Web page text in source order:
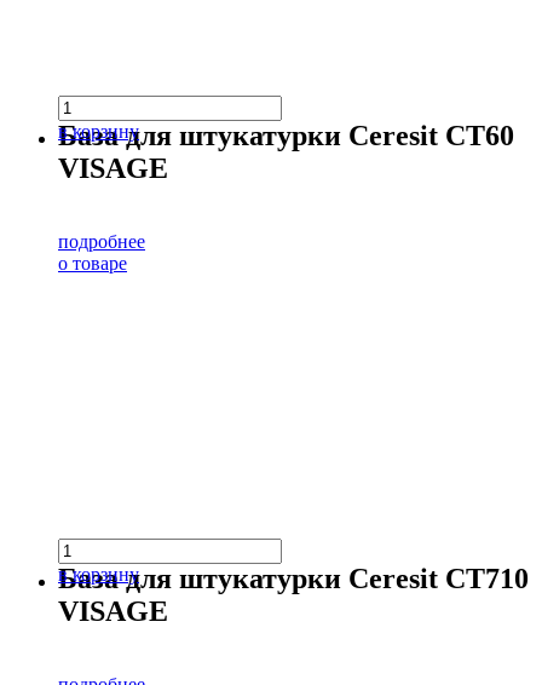
в корзину
База для штукатурки Ceresit CT60
VISAGE
подробнее
о товаре
в корзину
База для штукатурки Ceresit CT710
VISAGE